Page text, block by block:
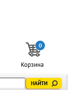
0
Корзина